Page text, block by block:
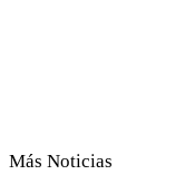
Más Noticias